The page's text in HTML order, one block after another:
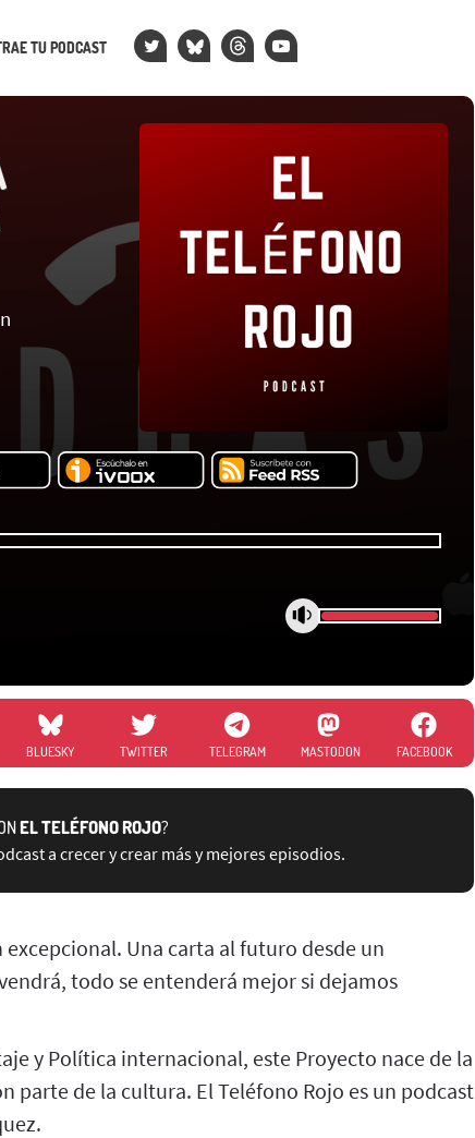
TU PODCAST
BLUESKY TWITTER TELEGRAM MASTODON FACEBOOK
EL TELÉFONO ROJO?
a crecer y crear más y mejores episodios.
Una carta al futuro desde un
todo se entenderá mejor si dejamos
y Política internacional, este Proyecto nace de la
parte de la cultura. El Teléfono Rojo es un podcast